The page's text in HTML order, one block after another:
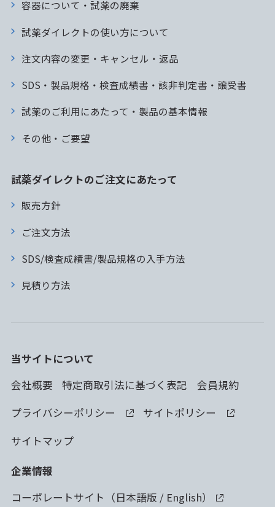
容器について・試薬の廃棄
試薬ダイレクトの使い方について
注文内容の変更・キャンセル・返品
SDS・製品規格・検査成績書・該非判定書・譲受書
試薬のご利用にあたって・製品の基本情報
その他・ご要望
試薬ダイレクトのご注文にあたって
販売方針
ご注文方法
SDS/検査成績書/製品規格の入手方法
見積り方法
当サイトについて
会社概要
特定商取引法に基づく表記
会員規約
プライバシーポリシー
サイトポリシー
サイトマップ
企業情報
コーポレートサイト（日本語版 / English）